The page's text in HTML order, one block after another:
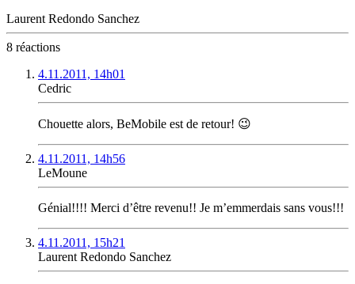
Laurent Redondo Sanchez
8 réactions
4.11.2011, 14h01
Cedric
Chouette alors, BeMobile est de retour! 😉
4.11.2011, 14h56
LeMoune
Génial!!!! Merci d’être revenu!! Je m’emmerdais sans vous!!!
4.11.2011, 15h21
Laurent Redondo Sanchez